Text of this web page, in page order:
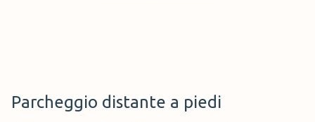
valigie molto grandi, dato il vantaggio di poter scaricare i
bagagli direttamente agli imbarchi.
Parcheggio distante a piedi